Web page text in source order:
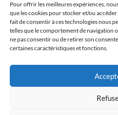
Pour offrir les meilleures expériences,
que les cookies pour stocker et/ou
fait de consentir à ces technologies nous
telles que le comportement de navigation
ne pas consentir ou de retirer son
certaines caractéristiques et fonctions.
Nos entrées
Nos tandooris
Nos plats
Nos accompagnements